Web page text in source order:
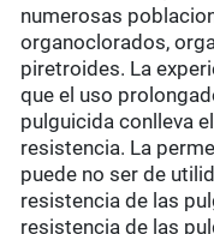
numerosas
organoclorados,
piretroides. La
que el uso
pulguicida conlleva
resistencia. La
puede no ser de
resistencia de las
resistencia de las